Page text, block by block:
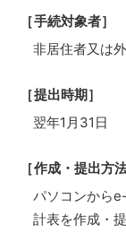
［手続対象者］
非居住者又は
［提出時期］
翌年1月31日
［作成・提出方法
パソコンから
計表を作成・